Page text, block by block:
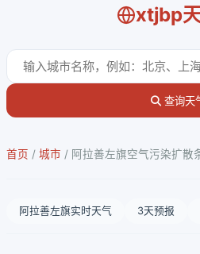
xtjbp
查询天
首页 / 城市 / 阿拉善左旗空气污染扩散
阿拉善左旗实时天气 3天预报